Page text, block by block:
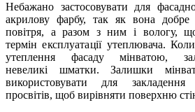
Небажано застосовувати для
акрилову фарбу, так як вона добре
повітря, а разом з ним і вологу,
термін експлуатації утеплювача.
утеплення фасаду мінватою,
невеликі шматки. Залишки
використовувати для
просвітів, щоб вирівняти поверхню